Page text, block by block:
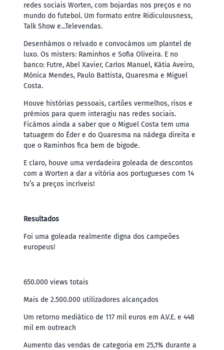
redes sociais Worten, com bojardas nos preços e no
mundo do futebol. Um formato entre Ridiculousness,
Talk Show e...Televendas.
Desenhámos o relvado e convocámos um plantel de
luxo. Os misters: Raminhos e Sofia Oliveira. E no
banco: Futre, Abel Xavier, Carlos Manuel, Kátia Aveiro,
Mónica Mendes, Paulo Battista, Quaresma e Miguel
Costa.
Houve histórias pessoais, cartões vermelhos, risos e
prémios para quem interagiu nas redes sociais.
Ficámos ainda a saber que o Miguel Costa tem uma
tatuagem do Éder e do Quaresma na nádega direita e
que o Raminhos fica bem de bigode.
E claro, houve uma verdadeira goleada de descontos
com a Worten a dar a vitória aos portugueses com 14
tv’s a preços incríveis!
Resultados
Foi uma goleada realmente digna dos campeões
europeus!
650.000 views totais
Mais de 2.500.000 utilizadores alcançados
Um retorno mediático de 117 mil euros em A.V.E. e 448
mil em outreach
Aumento das vendas de categoria em 25,1% durante a